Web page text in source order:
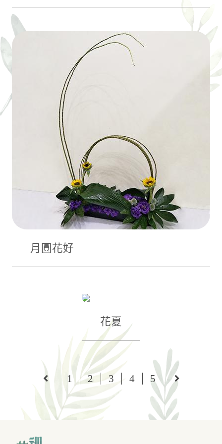
月圓花好
花夏
1 2 3 4 5